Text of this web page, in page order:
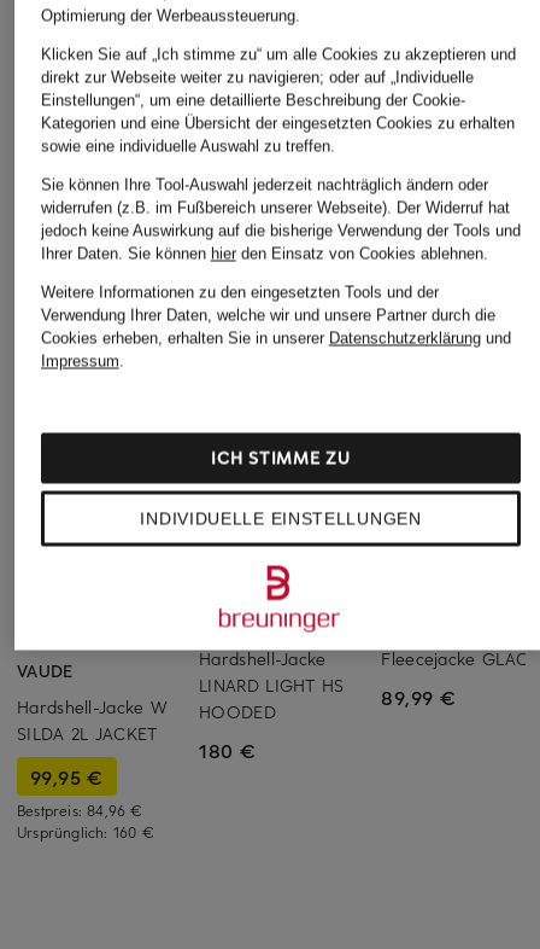
VAUDE
Hardshell-Jacke W
SILDA 2L JACKET
99,95 €
Bestpreis:84,96 €
Ursprünglich: 160 €
MAMMUT
Hardshell-Jacke
LINARD LIGHT HS
HOODED
180 €
Fleecejacke
89,99 €
Optimierung der Werbeaussteuerung.
Klicken Sie auf „Ich stimme zu“ um alle Cookies zu akzeptieren und
direkt zur Webseite weiter zu navigieren; oder auf „Individuelle
Einstellungen“, um eine detaillierte Beschreibung der Cookie-
Kategorien und eine Übersicht der eingesetzten Cookies zu erhalten
sowie eine individuelle Auswahl zu treffen.
Sie können Ihre Tool-Auswahl jederzeit nachträglich ändern oder
widerrufen (z.B. im Fußbereich unserer Webseite). Der Widerruf hat
jedoch keine Auswirkung auf die bisherige Verwendung der Tools und
Ihrer Daten. Sie können hierden Einsatz von Cookies ablehnen.
Weitere Informationen zu den eingesetzten Tools und der
Verwendung Ihrer Daten, welche wir und unsere Partner durch die
Cookies erheben, erhalten Sie in unserer Datenschutzerklärungund
Impressum.
INDIVIDUELLE EINSTELLUNGEN
ICH STIMME ZU